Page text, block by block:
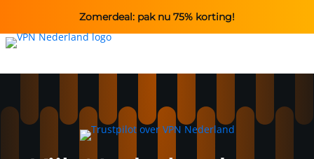
Zomerdeal: pak nu 75% korting!